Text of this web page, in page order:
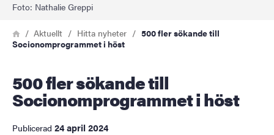
Foto: Nathalie Greppi
Länkstig
HemAktuellt Hitta nyheter
500 fler sökande till
Socionomprogrammet i höst
500 fler sökande till
Socionomprogrammet i höst
Publicerad 24 april 2024